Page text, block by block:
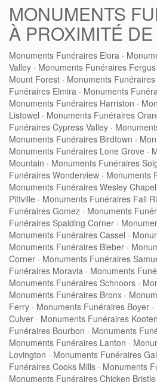
MONUMENTS
À PROXIMITÉ
Monuments Funéraires Elora ·
Valley · Monuments Funéraires Fergus
Mount Forest · Monuments
Funéraires Elmira · Monuments
Monuments Funéraires Harriston ·
Listowel · Monuments Funéraires
Funéraires Cypress Valley ·
Monuments Funéraires Birdtown ·
Monuments Funéraires Lone Grove ·
Mountain · Monuments Funéraires
Funéraires Wonderview · Monuments
Monuments Funéraires Wesley Chapel
Pittville · Monuments Funéraires Fall
Funéraires Gomez · Monuments
Funéraires Spalding Corner ·
Monuments Funéraires Cassel ·
Monuments Funéraires Bieber ·
Corner · Monuments Funéraires
Funéraires Moravia · Monuments
Monuments Funéraires Schnoors ·
Monuments Funéraires Bronx ·
Ferry · Monuments Funéraires Boyer ·
Culver · Monuments Funéraires
Funéraires Bourbon · Monuments
Monuments Funéraires Lanton ·
Lovington · Monuments Funéraires
Funéraires Cooks Mills · Monuments
Monuments Funéraires Chicken Bristle